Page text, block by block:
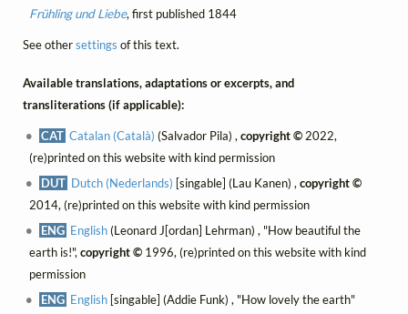
Frühling und Liebe, first published 1844
See othersettings of this text.
Available translations, adaptations or excerpts, and
transliterations (if applicable):
CAT Catalan (Català) (Salvador Pila) ,copyright © 2022,
(re)printed on this website with kind permission
DUT Dutch (Nederlands) [singable] (Lau Kanen) ,copyright ©
2014, (re)printed on this website with kind permission
ENG English(Leonard J[ordan] Lehrman) , "How beautiful the
earth is!", copyright ©1996, (re)printed on this website with kind
permission
ENG English [singable] (Addie Funk) , "How lovely the earth"